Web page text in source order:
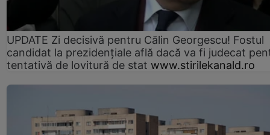
UPDATE Zi decisivă pentru Călin Georgescu! Fostul
candidat la prezidențiale află dacă va fi judecat
tentativă de lovitură de stat www.stirilekanald.ro